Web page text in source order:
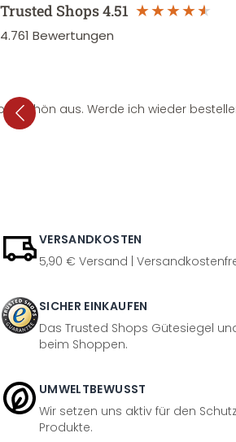
Trusted Shops4.51
4.761 Bewertungen
schön aus. Werde ich wieder
VERSANDKOSTEN
5,90 € Versand |
SICHER EINKAUFEN
Das Trusted Shops Gütesiegel
beim Shoppen.
UMWELTBEWUSST
Wir setzen uns aktiv für den
Produkte.